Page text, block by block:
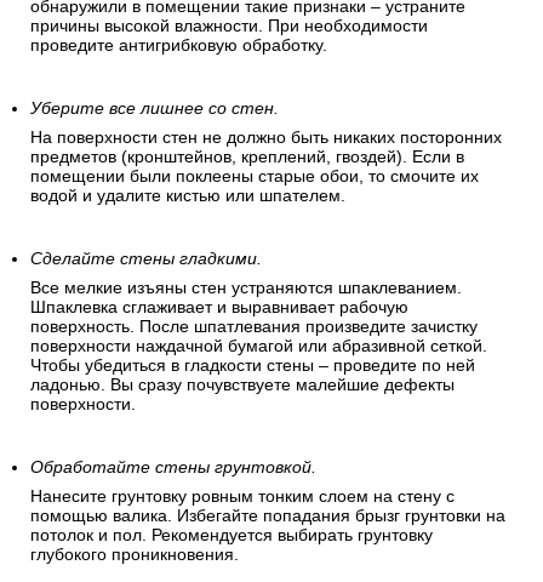
обнаружили в помещении такие признаки – устраните
причины высокой влажности. При необходимости
проведите антигрибковую обработку.
Уберите все лишнее со стен.
На поверхности стен не должно быть никаких посторонних
предметов (кронштейнов, креплений, гвоздей). Если в
помещении были поклеены старые обои, то смочите их
водой и удалите кистью или шпателем.
Сделайте стены гладкими.
Все мелкие изъяны стен устраняются шпаклеванием.
Шпаклевка сглаживает и выравнивает рабочую
поверхность. После шпатлевания произведите зачистку
поверхности наждачной бумагой или абразивной сеткой.
Чтобы убедиться в гладкости стены – проведите по ней
ладонью. Вы сразу почувствуете малейшие дефекты
поверхности.
Обработайте стены грунтовкой.
Нанесите грунтовку ровным тонким слоем на стену с
помощью валика. Избегайте попадания брызг грунтовки на
потолок и пол. Рекомендуется выбирать грунтовку
глубокого проникновения.